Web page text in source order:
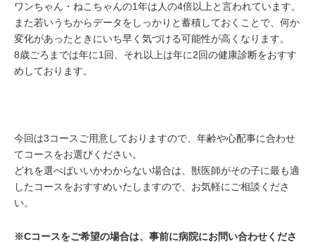
ワンちゃん・ねこちゃんの1年は人の4倍以上と言われています。
また若いうちからデータをしっかりと蓄積しておくことで、何か
変化があったときにいち早く気づける可能性が高くなります。
8歳ごろまでは年に1回、それ以上は年に2回の健康診断をおすす
めしております。
今回は3コースご用意しておりますので、年齢や心配事に合わせ
てコースをお選びください。
どれを選べばいいかわからない場合は、獣医師がその子に最も適
したコースをおすすめいたしますので、お気軽にご相談くださ
い。
※Cコースをご希望の場合は、事前に病院にお問い合わせくださ